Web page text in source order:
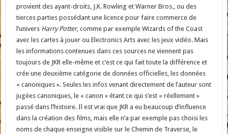
provient des ayant-droits, J.K. Rowling et Warner Bros., ou des
tierces parties possédant une licence pour faire commerce de
l’univers Harry Potter, comme par exemple Wizards of the Coast
avec les cartes à jouer ou Electronics Arts avec les jeux vidéo. Mais
les informations contenues dans ces sources ne viennent pas
toujours de JKR elle-même et c’est ce qui fait toute la différence et
crée une deuxième catégorie de données officielles, les données
« canoniques ». Seules les infos venant directement de l’auteur sont
jugées canoniques, le « canon » étant ce qui s’est « réellement »
passé dans l’histoire. Il est vrai que JKR a eu beaucoup d’influence
dans la création des films, mais elle n’a par exemple pas choisi les
noms de chaque enseigne visible sur le Chemin de Traverse, le